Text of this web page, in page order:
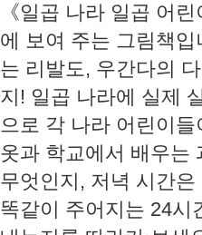
《일곱 나라 일곱 어
에 보여 주는 그림책
는 리발도, 우간다의
지! 일곱 나라에 실제
으로 각 나라 어린이
옷과 학교에서 배우는
무엇인지, 저녁 시간
똑같이 주어지는 24시